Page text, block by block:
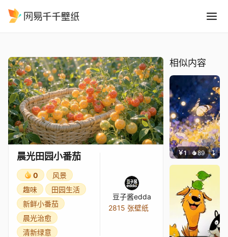
晨光田园小番茄
0
风景
趣味
田园生活
新鲜小番茄
晨光治愈
清新绿意
豆子酱edda
2815 张壁纸
相似内容
￥1 89 叮叮